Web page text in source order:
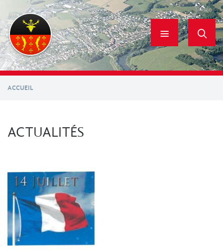
contenu
principal
ACCUEIL
ACTUALITÉS